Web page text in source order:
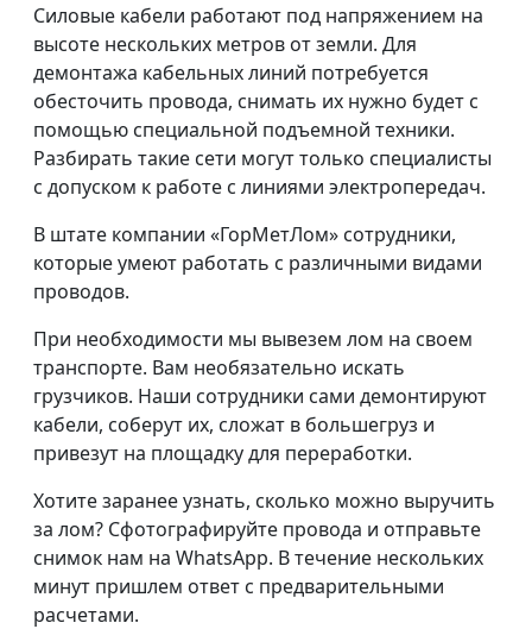
Силовые кабели работают под напряжением на
высоте нескольких метров от земли. Для
демонтажа кабельных линий потребуется
обесточить провода, снимать их нужно будет с
помощью специальной подъемной техники.
Разбирать такие сети могут только специалисты
с допуском к работе с линиями электропередач.
В штате компании «ГорМетЛом» сотрудники,
которые умеют работать с различными видами
проводов.
При необходимости мы вывезем лом на своем
транспорте. Вам необязательно искать
грузчиков. Наши сотрудники сами демонтируют
кабели, соберут их, сложат в большегруз и
привезут на площадку для переработки.
Хотите заранее узнать, сколько можно выручить
за лом? Сфотографируйте провода и отправьте
снимок нам на WhatsApp. В течение нескольких
минут пришлем ответ с предварительными
расчетами.